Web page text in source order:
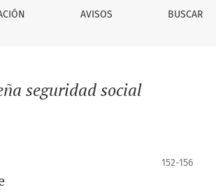
AVISOS BUSCAR
seguridad social
152-156